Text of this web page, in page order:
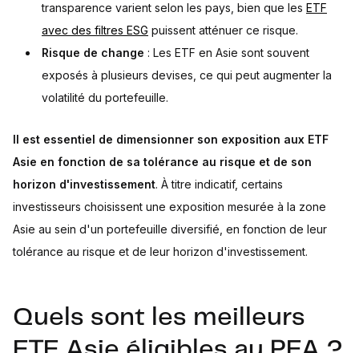
transparence varient selon les pays, bien que les ETF
avec des filtres ESG puissent atténuer ce risque.
Risque de change : Les ETF en Asie sont souvent
exposés à plusieurs devises, ce qui peut augmenter la
volatilité du portefeuille.
Il est essentiel de dimensionner son exposition aux ETF
Asie en fonction de sa tolérance au risque et de son
horizon d'investissement. À titre indicatif, certains
investisseurs choisissent une exposition mesurée à la zone
Asie au sein d'un portefeuille diversifié, en fonction de leur
tolérance au risque et de leur horizon d'investissement.
Quels sont les meilleurs